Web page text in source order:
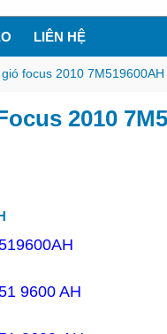
LIÊN HỆ
focus 2010 7M519600AH
2010
9600 AH